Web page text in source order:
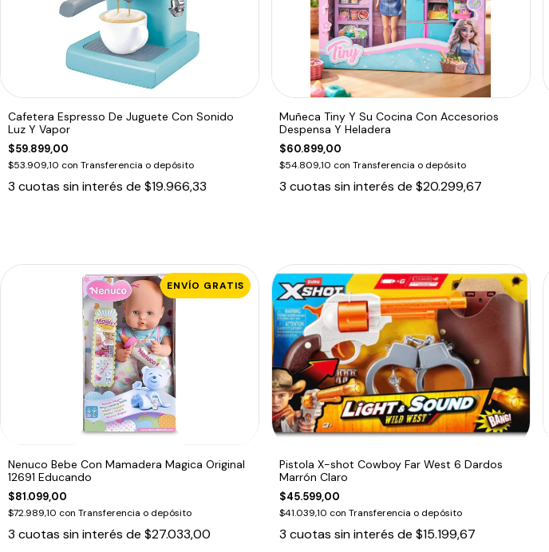
Cafetera Espresso De Juguete Con Sonido
Luz Y Vapor
$59.899,00
$53.909,10 con Transferencia o depósito
3 cuotas sin interés de $19.966,33
Muñeca Tiny Y Su Cocina Con Accesorios
Despensa Y Heladera
$60.899,00
$54.809,10 con Transferencia o depósito
3 cuotas sin interés de $20.299,67
ENVÍO GRATIS
Nenuco Bebe Con Mamadera Magica Original
12691 Educando
$81.099,00
$72.989,10 con Transferencia o depósito
3 cuotas sin interés de $27.033,00
Pistola X-shot Cowboy Far West 6 Dardos
Marrón Claro
$45.599,00
$41.039,10 con Transferencia o depósito
3 cuotas sin interés de $15.199,67